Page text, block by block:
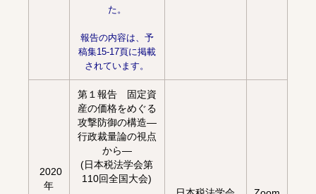
た。
報告の内容は、予
稿集15-17頁に掲載
されています。
2020
年
第１報告 固定資
産の価格をめぐる
攻撃防御の構造―
行政裁量論の視点
から―
(日本税法学会第
110回全国大会)